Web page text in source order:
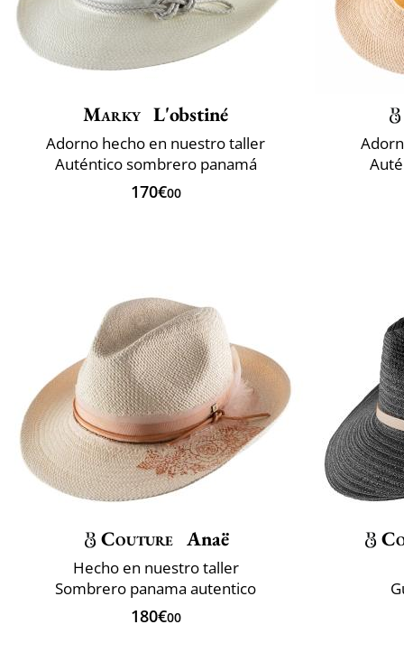
Marky L'obstiné
Adorno hecho en nuestro taller
Auténtico sombrero panamá
170€00
Couture Anaë
Hecho en nuestro taller
Sombrero panama autentico
180€00